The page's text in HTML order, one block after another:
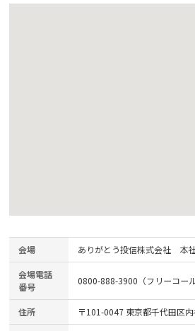
会場 ありがとう投信株式会社 本
会場電話
番号
0800-888-3900（フリーコール
住所 〒101-0047 東京都千代田区